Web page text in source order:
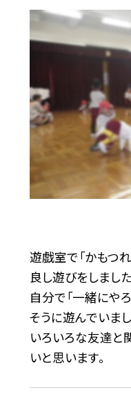
遊戯室で「かもつ
良し遊びをしました
自分で「一緒にや
そうに遊んでいまし
いろいろな友達と
いと思います。